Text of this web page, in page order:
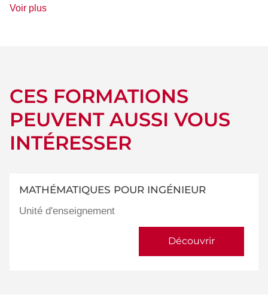
Voir plusde
CES FORMATIONS
PEUVENT AUSSI VOUS
INTÉRESSER
MATHÉMATIQUES POUR INGÉNIEUR
Unité d'enseignement
Découvrir